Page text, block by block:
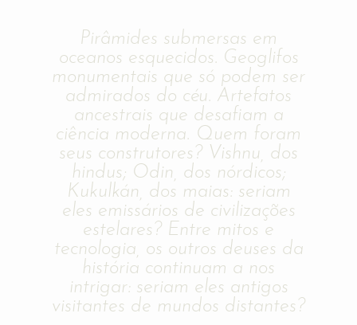
Pirâmides submersas em
oceanos esquecidos. Geoglifos
monumentais que só podem ser
admirados do céu. Artefatos
ancestrais que desafiam a
ciência moderna. Quem foram
seus construtores? Vishnu, dos
hindus; Odin, dos nórdicos;
Kukulkán, dos maias: seriam
eles emissários de civilizações
estelares? Entre mitos e
tecnologia, os outros deuses da
história continuam a nos
intrigar: seriam eles antigos
visitantes de mundos distantes?